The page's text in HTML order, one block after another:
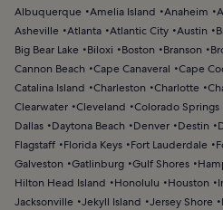
Albuquerque Amelia Island Anaheim
Asheville Atlanta Atlantic City Austin
Big Bear Lake
Biloxi Boston Branson
Cannon Beach
Cape Canaveral Cape
Catalina Island
Charleston Charlotte
Clearwater Cleveland Colorado Springs
Dallas
Daytona Beach Denver Destin
Flagstaff
Florida Keys Fort Lauderdale
Galveston
Gatlinburg Gulf Shores
Hilton Head Island
Honolulu Houston
Jacksonville Jekyll Island Jersey Shore